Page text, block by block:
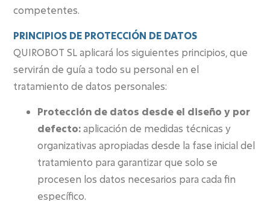
competentes.
PRINCIPIOS DE PROTECCIÓN DE DATOS
QUIROBOT SL aplicará los siguientes principios, que
servirán de guía a todo su personal en el
tratamiento de datos personales:
Protección de datos desde el diseño y por
defecto:aplicación de medidas técnicas y
organizativas apropiadas desde la fase inicial del
tratamiento para garantizar que solo se
procesen los datos necesarios para cada fin
específico.